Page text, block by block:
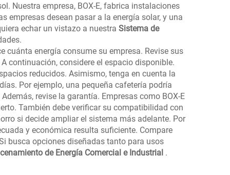
Nuestra empresa, BOX-E, fabrica instalaciones
empresas desean pasar a la energía solar, y una
echar un vistazo a nuestra Sistema de
cuánta energía consume su empresa. Revise sus
continuación, considere el espacio disponible.
reducidos. Asimismo, tenga en cuenta la
Por ejemplo, una pequeña cafetería podría
revise la garantía. Empresas como BOX-E
También debe verificar su compatibilidad con
si decide ampliar el sistema más adelante. Por
y económica resulta suficiente. Compare
busca opciones diseñadas tanto para usos
de Energía Comercial e Industrial .